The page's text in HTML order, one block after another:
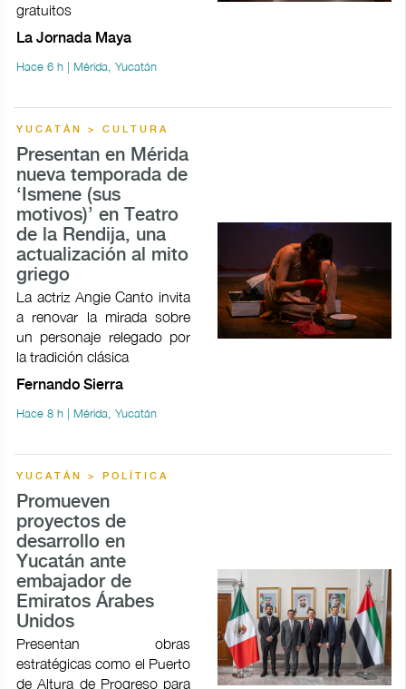
gratuitos
La Jornada Maya
Hace 6 h | Mérida, Yucatán
YUCATÁN > CULTURA
Presentan en Mérida
nueva temporada de
‘Ismene (sus
motivos)’ en Teatro
de la Rendija, una
actualización al mito
griego
La actriz Angie Canto invita
a renovar la mirada sobre
un personaje relegado por
la tradición clásica
Fernando Sierra
Hace 8 h | Mérida, Yucatán
YUCATÁN > POLÍTICA
Promueven
proyectos de
desarrollo en
Yucatán ante
embajador de
Emiratos Árabes
Unidos
Presentan obras
estratégicas como el Puerto
de Altura de Progreso para